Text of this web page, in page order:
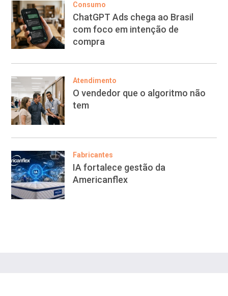
Consumo
ChatGPT Ads chega ao Brasil
com foco em intenção de
compra
Atendimento
O vendedor que o algoritmo não
tem
Fabricantes
IA fortalece gestão da
Americanflex